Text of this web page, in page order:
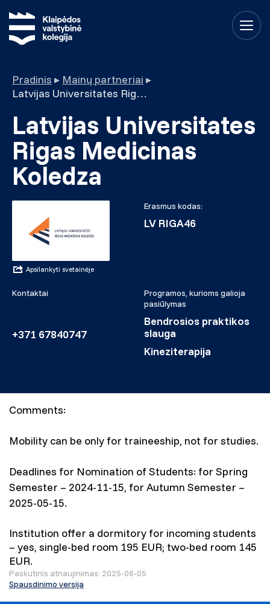
Pradinis ▸ Mainų partneriai ▸
Latvijas Universitates Rigas Medicinas Koledza
Latvijas Universitates
Rigas Medicinas
Koledza
Apsilankyti svetainėje
Erasmus kodas:
LV RIGA46
Kontaktai
+371 67840747
Programos, kurioms galioja
pasiūlymas
Bendrosios praktikos
slauga
Kineziterapija
Comments:
Mobility can be only for traineeship, not for studies.
Deadlines for Nomination of Students: for Spring
Semester – 2024-11-15, for Autumn Semester –
2025-05-15.
Institution offer a dormitory for incoming students
– yes, single-bed room 195 EUR; two-bed room 145
EUR.
Paskutinis atnaujinimas: 2025-06-05
Spausdinimo versija